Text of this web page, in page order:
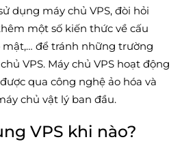
dụng máy chủ VPS, đòi hỏi
một số kiến thức về cấu
mật,… để tránh những trường
VPS. Máy chủ VPS hoạt động
qua công nghệ ảo hóa và
chủ vật lý ban đầu.
VPS khi nào?